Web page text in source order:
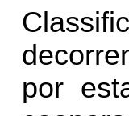
por